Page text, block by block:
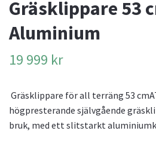
Gräsklippare 53
Aluminium
19 999 kr
Gräsklippare för all terräng 53
högpresterande självgående
bruk, med ett slitstarkt